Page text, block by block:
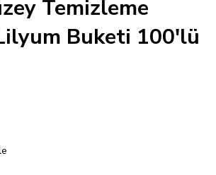
Temizleme
Buketi 100'lü